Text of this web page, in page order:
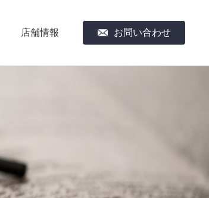
店舗情報 お問い合わせ